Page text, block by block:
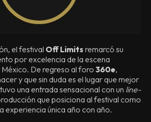
el festival Off Limits remarcó su
por excelencia de la escena
De regreso al foro 360e,
y que sin duda es el lugar que mejor
una entrada sensacional con un line-
que posiciona al festival como
experiencia única año con año.